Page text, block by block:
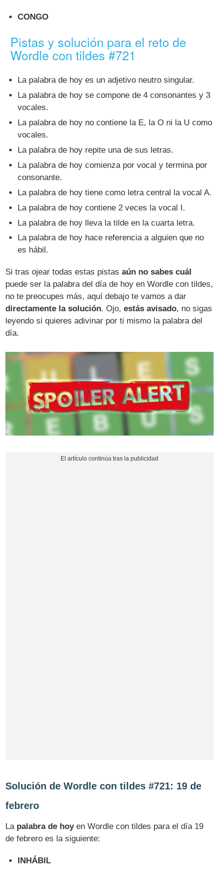
CONGO
Pistas y solución para el reto de
Wordle con tildes #721
La palabra de hoy es un adjetivo neutro singular.
La palabra de hoy se compone de 4 consonantes y 3
vocales.
La palabra de hoy no contiene la E, la O ni la U como
vocales.
La palabra de hoy repite una de sus letras.
La palabra de hoy comienza por vocal y termina por
consonante.
La palabra de hoy tiene como letra central la vocal A.
La palabra de hoy contiene 2 veces la vocal I.
La palabra de hoy lleva la tilde en la cuarta letra.
La palabra de hoy hace referencia a alguien que no
es hábil.
Si tras ojear todas estas pistasaún no sabes cuál
puede ser la palabra del día de hoy en Wordle con tildes,
no te preocupes más, aquí debajo te vamos a dar
directamente la solución. Ojo,estás avisado, no sigas
leyendo si quieres adivinar por ti mismo la palabra del
día.
Solución de Wordle con tildes #721: 19 de
febrero
La palabra de hoyen Wordle con tildes para el día 19
de febrero es la siguiente:
INHÁBIL